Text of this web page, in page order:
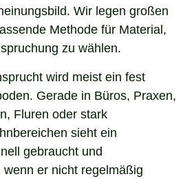
Wir legen großen
Methode für Material,
zu wählen.
wird meist ein fest
Gerade in Büros, Praxen,
Fluren oder stark
sieht ein
gebraucht und
er nicht regelmäßig